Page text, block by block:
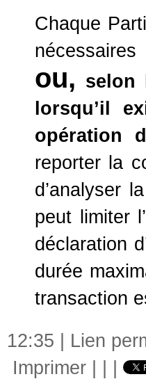
Chaque
ou, selon
lorsqu’il
opération
reporter la
d’analyser
peut limiter
déclaration
durée
transaction
12:35 | Lien
Imprimer